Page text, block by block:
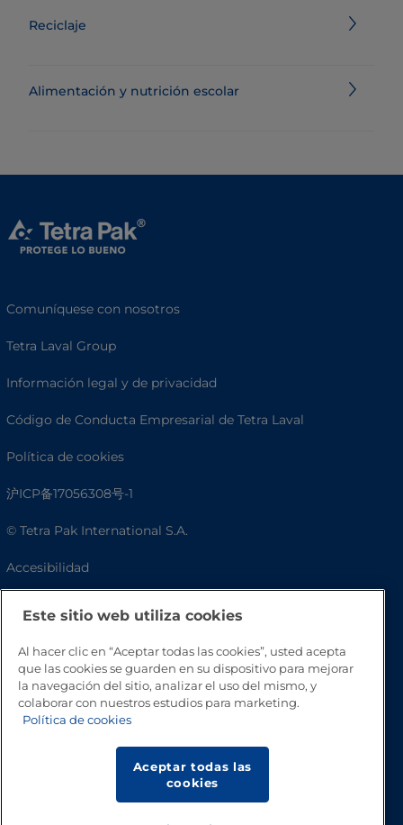
Reciclaje
Alimentación y nutrición escolar
Comuníquese con nosotros
Tetra Laval Group
Información legal y de privacidad
Código de Conducta Empresarial de Tetra Laval
Política de cookies
沪ICP备17056308号-1
© Tetra Pak International S.A.
Accesibilidad
Este sitio web utiliza cookies
Al hacer clic en “Aceptar todas las cookies”, usted acepta
que las cookies se guarden en su dispositivo para mejorar
la navegación del sitio, analizar el uso del mismo, y
colaborar con nuestros estudios para marketing.
Política de cookies
Aceptar todas las
cookies